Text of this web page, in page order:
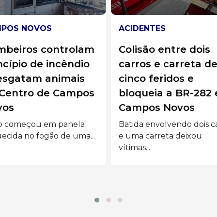
entre dois
e carreta deixa
feridos e
a BR-282 em
Novos
envolvendo dois carros
carreta deixou
SOLIDARIEDADE
“Quanto vale a vida
do seu filho?”:
de Campos Novos
apelo para
remédio de R$ 2
milhões para
de 7 anos